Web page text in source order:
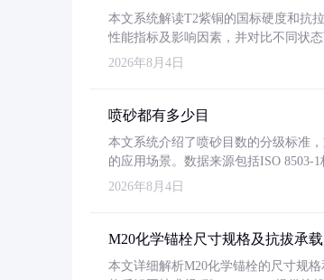
本文系统解读T2紫铜的国标硬度和抗
性能指标及影响因素，并对比不同状
2026年8月4日
喷砂都有多少目
本文系统介绍了喷砂目数的分级标准
的应用场景。数据来源包括ISO 8503-
2026年8月4日
M20化学锚栓尺寸规格及抗拔承
本文详细解析M20化学锚栓的尺寸规